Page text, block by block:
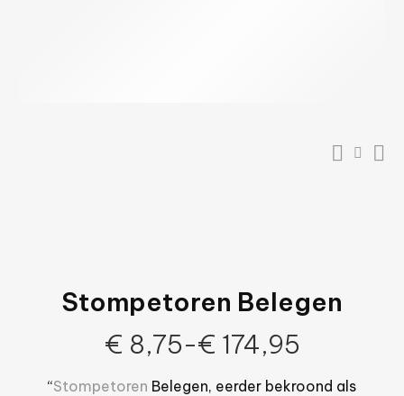
Stompetoren Belegen
€ 8,75-€ 174,95
“Stompetoren Belegen, eerder bekroond als